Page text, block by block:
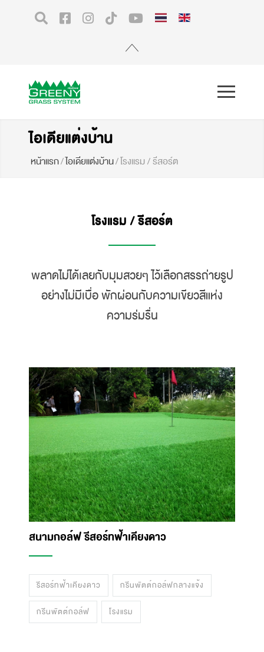
ไอเดียแต่งบ้าน
หน้าแรก/ไอเดียแต่งบ้าน/โรงแรม / รีสอร์ต
โรงแรม / รีสอร์ต
พลาดไม่ได้เลยกับมุมสวยๆ ไว้เลือกสรรถ่ายรูป
อย่างไม่มีเบื่อ พักผ่อนกับความเขียวสีแห่ง
ความร่มรื่น
สนามกอล์ฟ รีสอร์ทฟ้าเคียงดาว
รีสอร์ทฟ้าเคียงดาว กรีนพัตต์กอล์ฟกลางแจ้ง
กรีนพัตต์กอล์ฟ โรงแรม